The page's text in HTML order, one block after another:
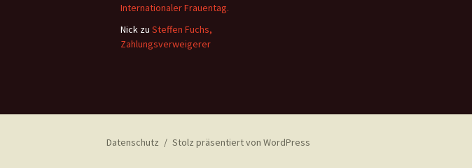
Internationaler Frauentag.
Nick zu Steffen Fuchs,
Zahlungsverweigerer
Datenschutz Stolz präsentiert von WordPress